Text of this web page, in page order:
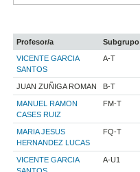
Profesor/a Subgrupo
VICENTE GARCIA
SANTOS
A-T
JUAN ZUÑIGA ROMAN B-T
MANUEL RAMON
CASES RUIZ
FM-T
MARIA JESUS
HERNANDEZ LUCAS
FQ-T
VICENTE GARCIA
SANTOS
A-U1